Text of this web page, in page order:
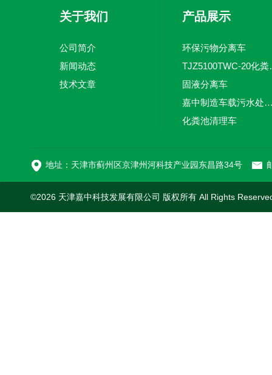
关于我们
公司简介
新闻动态
技术文章
产品展示
环保污物分离车
固液分离车
嘉中制造车载污水处理设备-环
化粪池清理车
地址：天津市蓟州区京津州河科技产业园东昌路34号
©2026 天津嘉中科技发展有限公司 版权所有 All Rights